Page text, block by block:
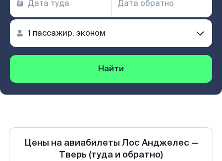
Найти
Цены на авиабилеты Лос Анджелес —
Тверь (туда и обратно)